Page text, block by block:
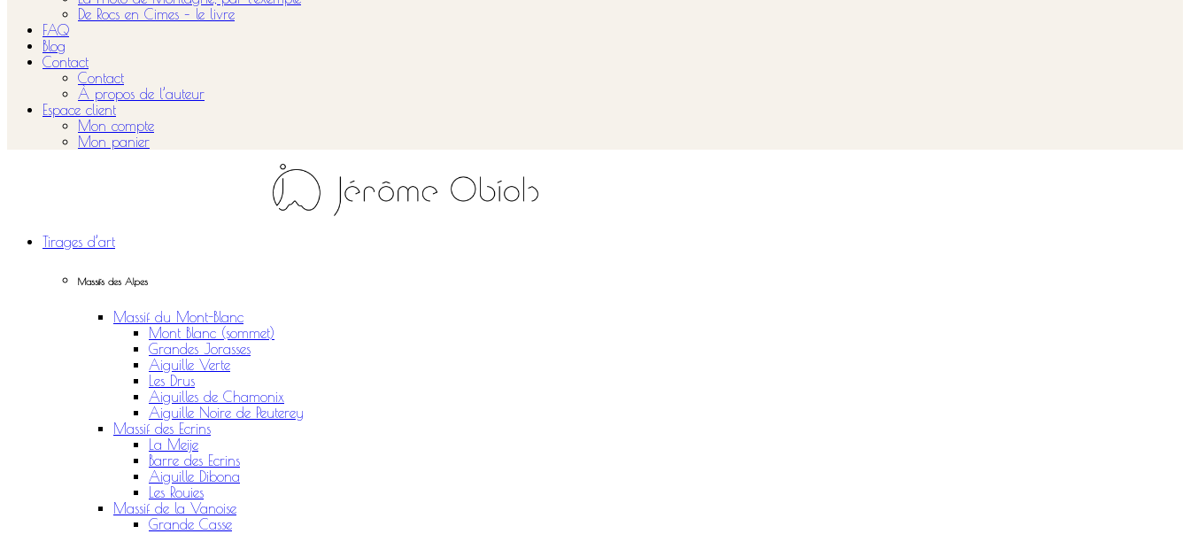
De Rocs en Cimes – le livre
FAQ
Blog
Contact
Contact
À propos de l’auteur
Espace client
Mon compte
Mon panier
Tirages d’art
Massifs des Alpes
Massif du Mont-Blanc
Mont Blanc (sommet)
Grandes Jorasses
Aiguille Verte
Les Drus
Aiguilles de Chamonix
Aiguille Noire de Peuterey
Massif des Ecrins
La Meije
Barre des Ecrins
Aiguille Dibona
Les Rouies
Massif de la Vanoise
Grande Casse